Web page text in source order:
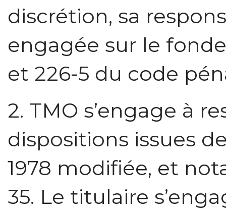
discrétion, sa
engagée sur le
et 226-5 du code
2. TMO s’engage à
dispositions issues
1978 modifiée, et
35. Le titulaire